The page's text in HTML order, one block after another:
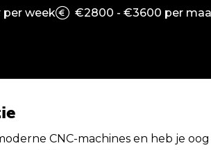
per week €2800 - €3600 per
CNC-machines en heb je oog